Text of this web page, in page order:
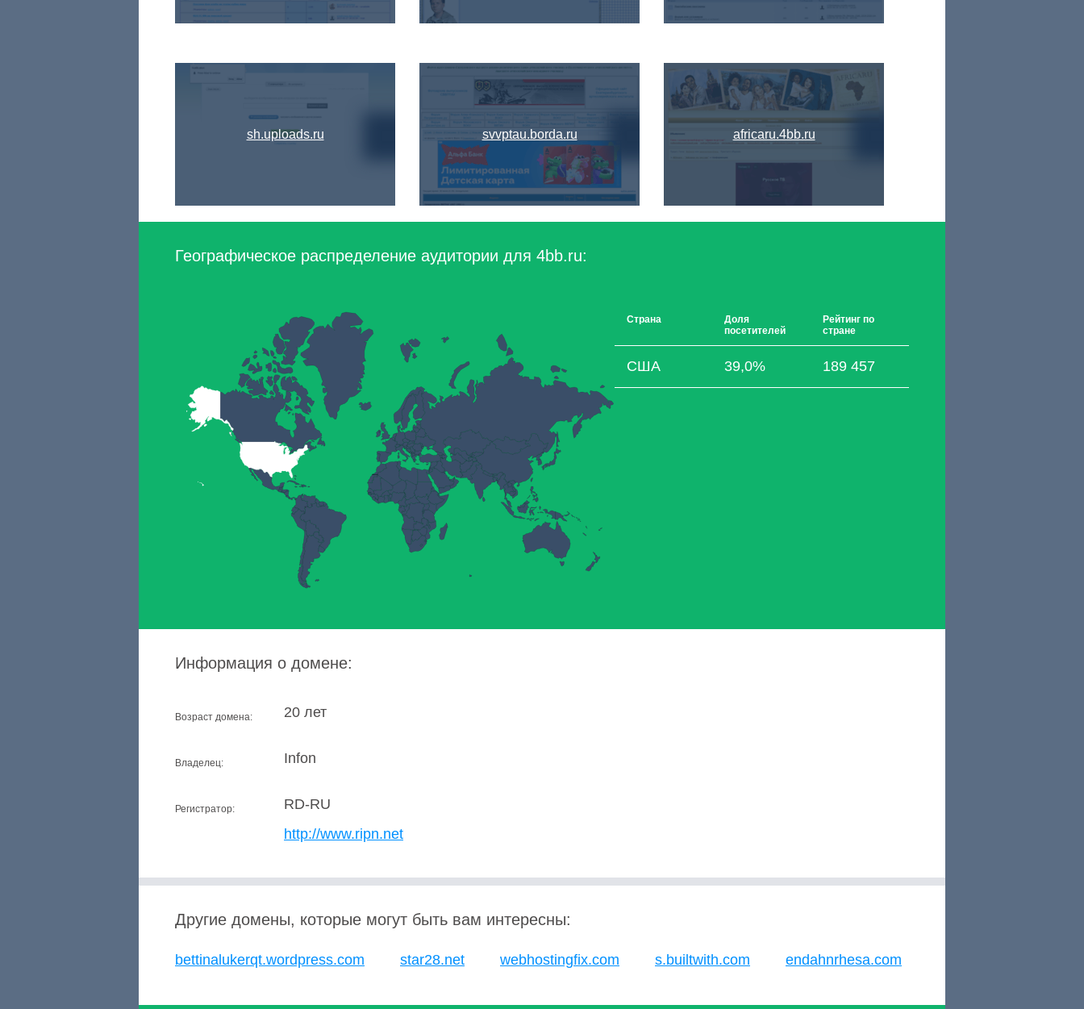
sh.uploads.ru svvptau.borda.ru africaru.4bb.ru
Географическое распределение аудитории для 4bb.ru:
Страна
Доля
посетителей
Рейтинг по
стране
США 39,0% 189 457
Информация о домене:
Возраст домена: 20 лет
Владелец: Infon
Регистратор:
RD-RU
http://www.ripn.net
Другие домены, которые могут быть вам интересны:
bettinalukerqt.wordpress.com star28.net webhostingfix.com s.builtwith.com endahnrhesa.com